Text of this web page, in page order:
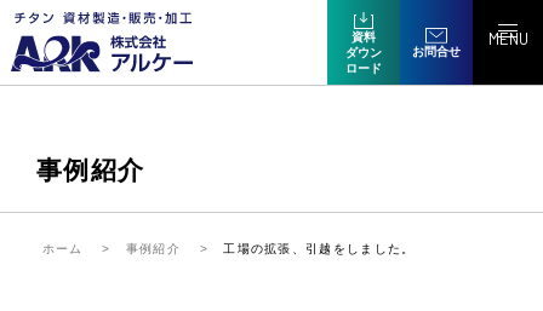
資料
ダウン
ロード
お問合せ
MENU
事例紹介
ホーム 事例紹介 工場の拡張、引越をしました。